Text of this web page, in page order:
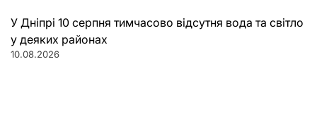
У Дніпрі 10 серпня тимчасово відсутня вода та світло
у деяких районах
10.08.2026